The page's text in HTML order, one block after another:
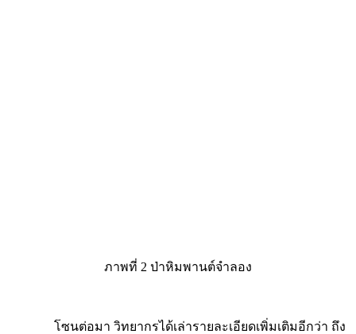
ภาพที่ 2 ป่าหิมพานต์จำลอง
โซนต่อมา วิทยากรได้เล่ารายละเอียดเพิ่มเติมอีกว่า ถึง